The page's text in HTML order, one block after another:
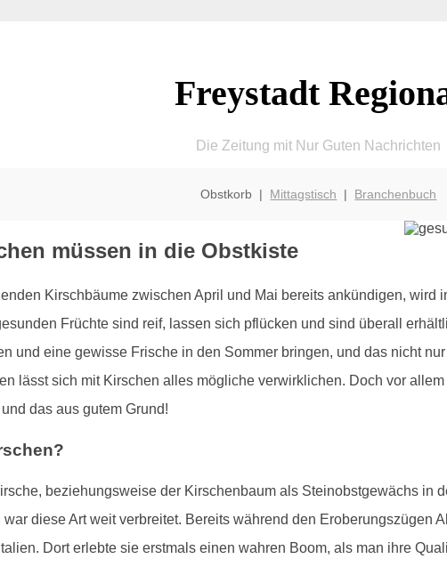
Freystadt
Die Zeitung mit Nur Guten Nachrichten
Obstkorb | Mittagstisch | Branchenbuch
müssen in die Obstkiste
Kirschbäume zwischen April und Mai bereits ankündigen, wird
Früchte sind reif, lassen sich pflücken und sind überall
und eine gewisse Frische in den Sommer bringen, und das nicht
lässt sich mit Kirschen alles mögliche verwirklichen. Doch vor
das aus gutem Grund!
beziehungsweise der Kirschenbaum als Steinobstgewächs in
diese Art weit verbreitet. Bereits während den Eroberungszügen
Dort erlebte sie erstmals einen wahren Boom, als man ihre